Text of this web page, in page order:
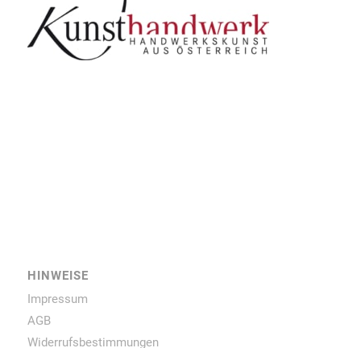
HINWEISE
Impressum
AGB
Widerrufsbestimmungen